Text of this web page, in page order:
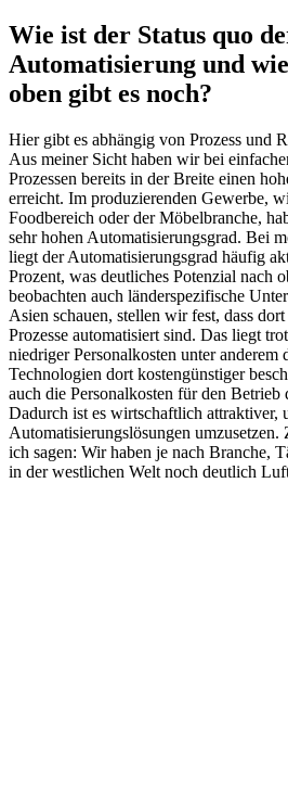
Wie ist der Status quo
Automatisierung und
oben gibt es noch?
Hier gibt es abhängig von Prozess und
Aus meiner Sicht haben wir bei
Prozessen bereits in der Breite einen
erreicht. Im produzierenden Gewerbe,
Foodbereich oder der Möbelbranche,
sehr hohen Automatisierungsgrad. Bei
liegt der Automatisierungsgrad häufig
Prozent, was deutliches Potenzial nach
beobachten auch länderspezifische
Asien schauen, stellen wir fest, dass
Prozesse automatisiert sind. Das liegt
niedriger Personalkosten unter anderem
Technologien dort kostengünstiger
auch die Personalkosten für den
Dadurch ist es wirtschaftlich attraktiver,
Automatisierungslösungen umzusetzen.
ich sagen: Wir haben je nach Branche,
in der westlichen Welt noch deutlich